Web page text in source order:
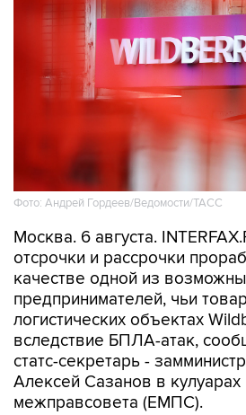
Фото: Андрей Гордеев/Ведомости/ТАСС
Москва. 6 августа.
отсрочки и рассрочки
качестве одной из
предпринимателей, чьи
логистических объектах
вследствие БПЛА-атак,
статс-секретарь -
Алексей Сазанов в кулуарах
межправсовета (ЕМПС).